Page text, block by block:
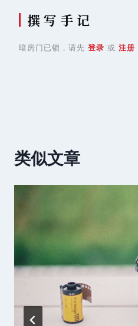
撰 写 手 记
暗房门已锁，请先 登录 或 注册
类似文章